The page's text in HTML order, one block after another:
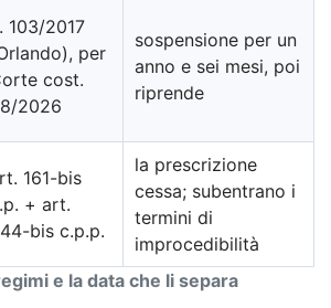
e la data che li separa
103/2017
per
cost.
2026
sospensione per un
anno e sei mesi, poi
riprende
161-bis
+ art.
bis c.p.p.
la prescrizione
cessa; subentrano i
termini di
improcedibilità